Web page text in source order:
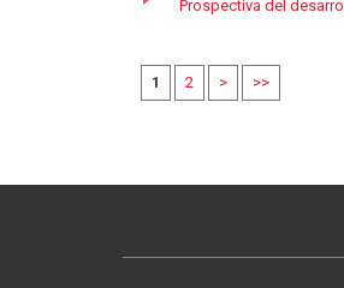
Prospectiva del
1 2 > >>